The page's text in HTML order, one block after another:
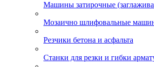
Машины затирочные
Мозаично шлифовальные
Резчики бетона и асфальта
Станки для резки и гибки